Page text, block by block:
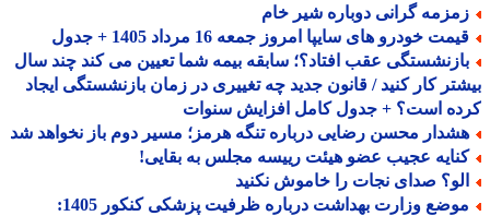
گرانی دوباره شیر خام
خودرو های سایپا امروز جمعه 16 مرداد 1405 + جدول
عقب افتاد؟؛ سابقه بیمه شما تعیین می کند چند سال
کار کنید / قانون جدید چه تغییری در زمان بازنشستگی ایجاد
است؟ + جدول کامل افزایش سنوات
محسن رضایی درباره تنگه هرمز؛ مسیر دوم باز نخواهد شد
عجیب عضو هیئت رییسه مجلس به بقایی!
صدای نجات را خاموش نکنید
موضع وزارت بهداشت درباره ظرفیت پزشکی کنکور 1405: